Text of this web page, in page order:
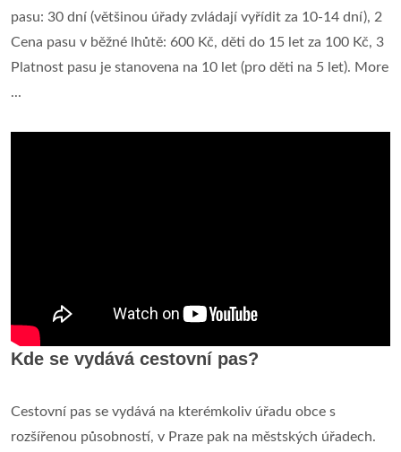
pasu: 30 dní (většinou úřady zvládají vyřídit za 10-14 dní), 2
Cena pasu v běžné lhůtě: 600 Kč, děti do 15 let za 100 Kč, 3
Platnost pasu je stanovena na 10 let (pro děti na 5 let). More
...
Kde se vydává cestovní pas?
Cestovní pas se vydává na kterémkoliv úřadu obce s
rozšířenou působností, v Praze pak na městských úřadech.